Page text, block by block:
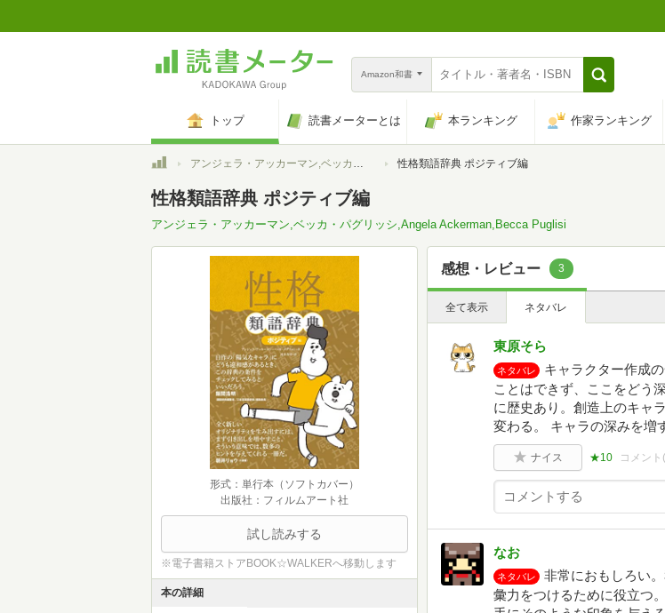
Amazon和書
トップ 読書メーターとは 本ランキング 作家ランキング
トップアンジェラ・アッカーマン,ベッカ・パグリッシ,Angela Ackerman,Becca Puglisi 性格類語辞典 ポジティブ編
性格類語辞典 ポジティブ編
アンジェラ・アッカーマン,ベッカ・パグリッシ,Angela Ackerman,Becca Puglisi
形式：単行本（ソフトカバー）
出版社：フィルムアート社
試し読みする
※電子書籍ストアBOOK☆WALKERへ移動します
本の詳細
感想・レビュー 3
全て表示 ネタバレ
東原そら
ネタバレ
キャラクター作成
ことはできず、ここをどう
に歴史あり。創造上のキャ
変わる。 キャラの深みを増
ナイス ★10 コメント(
なお
ネタバレ
非常におもしろい
彙力をつけるために役立つ